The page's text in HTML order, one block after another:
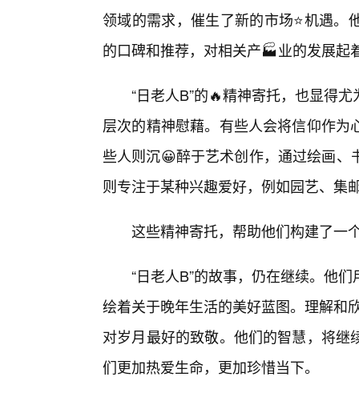
领域的需求，催生了新的市场⭐机遇
的口碑和推荐，对相关产🏭业的发展起
“日老人B”的🔥精神寄托，也显得
层次的精神慰藉。有些人会将信仰作
些人则沉😀醉于艺术创作，通过绘画
则专注于某种兴趣爱好，例如园艺、集
这些精神寄托，帮助他们构建了一
“日老人B”的故事，仍在继续。他
绘着关于晚年生活的美好蓝图。理解和
对岁月最好的致敬。他们的智慧，将
们更加热爱生命，更加珍惜当下。